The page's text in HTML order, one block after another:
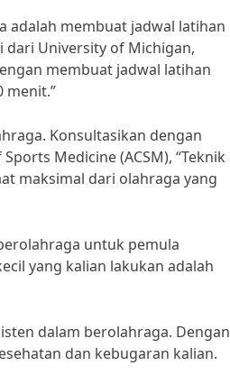
adalah membuat jadwal latihan
dari University of Michigan,
membuat jadwal latihan
menit.”
Konsultasikan dengan
Medicine (ACSM), “Teknik
maksimal dari olahraga yang
untuk pemula
yang kalian lakukan adalah
dalam berolahraga. Dengan
dan kebugaran kalian.